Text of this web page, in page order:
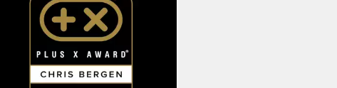
Kopfbrause Coco, mit Brausearm
lieferbar - in 2-3 Werktagen bei dir